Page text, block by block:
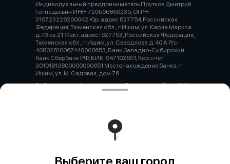
Индивидуальный предприниматель Прутков Дмитрий
Геннадьевич ИНН 720506860235, ОГРН
310723229200042 Юр. адрес 627754,Российская
Федерация, Тюменская обл., г.Ишим, ул. Карла Маркса
д.73 кв.21 Факт. адрес: 627753, Российская Федерация,
Тюменская обл., г. Ишим, ул. Свердлова д. 40 А Р/с:
40802810067440000653, Банк:Западно-Сибирский
банк Сбербанк РФ, БИК: 047102651, Кор.счет:
30101810800000000651 Местонахождение банка: г.
Ишим, ул. М. Садовая, дом 76
Работает на эффективном ядреFoodpicássover. 3.2
Политика конфиденциальности
Публичная оферта